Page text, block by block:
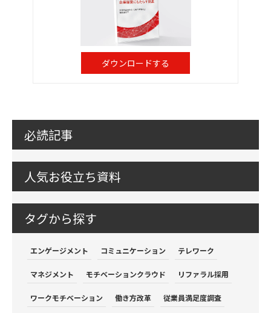
ダウンロードする
必読記事
人気お役立ち資料
タグから探す
エンゲージメント コミュニケーション テレワーク
マネジメント モチベーションクラウド リファラル採用
ワークモチベーション 働き方改革 従業員満足度調査